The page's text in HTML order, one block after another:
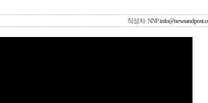
작성자: NNP